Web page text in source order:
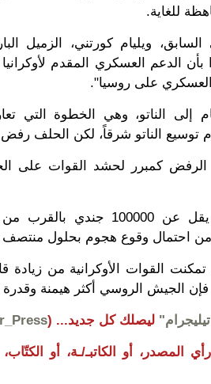
للغاية.
السابق، ويليام كورتني، الزميل
الدعم العسكري المقدم
على روسيا".
إلى الناتو، وهي الخطوة التي
توسيع الناتو شرقاً، لكن الحلف
الرفض كمبرر لحشد القوات على
وحشدت روسيا ما لا يقل عن
من احتمال وقوع هجوم بحلول منتصف
القوات الأوكرانية من زيادة
الجيش الروسي أكثر هيمنة
ليصلك كل جديد... (
المصدر، أو الكاتبـ/ـة، أو